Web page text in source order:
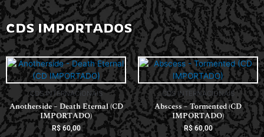
CDS INTERNACIONAIS
Anotherside – Death Eternal (CD
IMPORTADO)
R$60,00
Adicionar ao carrinho
CDS INTERNACIONAIS
Abscess – Tormented (CD
IMPORTADO)
R$60,00
Adicionar ao carrinho
CDS INTERNACIONAIS CDS INTERNACIONAIS